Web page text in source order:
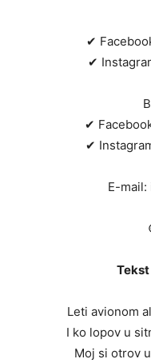
✔
✔
✔
✔
E-mail:
Leti avionom
I ko lopov u
Moj si otrov